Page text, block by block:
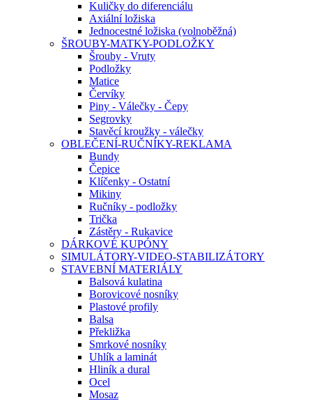
Kuličky do diferenciálu
Axiální ložiska
Jednocestné ložiska (volnoběžná)
ŠROUBY-MATKY-PODLOŽKY
Šrouby - Vruty
Podložky
Matice
Červíky
Piny - Válečky - Čepy
Segrovky
Stavěcí kroužky - válečky
OBLEČENÍ-RUČNÍKY-REKLAMA
Bundy
Čepice
Klíčenky - Ostatní
Mikiny
Ručníky - podložky
Trička
Zástěry - Rukavice
DÁRKOVÉ KUPÓNY
SIMULÁTORY-VIDEO-STABILIZÁTORY
STAVEBNÍ MATERIÁLY
Balsová kulatina
Borovicové nosníky
Plastové profily
Balsa
Překližka
Smrkové nosníky
Uhlík a laminát
Hliník a dural
Ocel
Mosaz